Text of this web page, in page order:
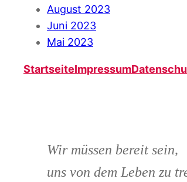
August 2023
Juni 2023
Mai 2023
StartseiteImpressum
Wir müssen bereit sein,
uns von dem Leben zu